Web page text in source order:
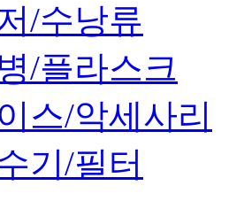
/수낭류
/플라스크
스/악세사리
기/필터